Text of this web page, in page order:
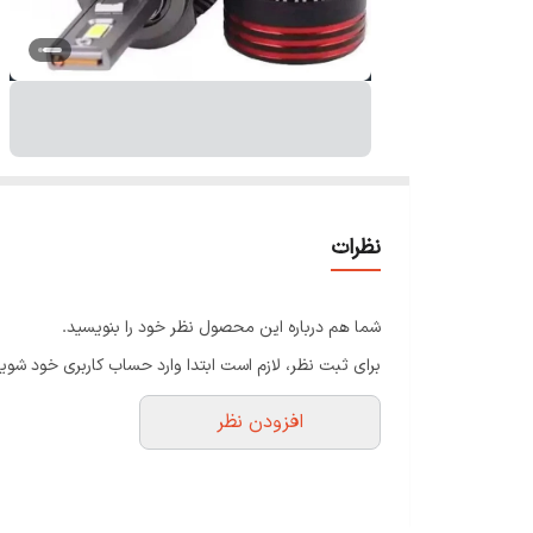
نظرات
شما هم درباره این محصول نظر خود را بنویسید.
برای ثبت نظر، لازم است ابتدا وارد حساب کاربری خود
افزودن نظر